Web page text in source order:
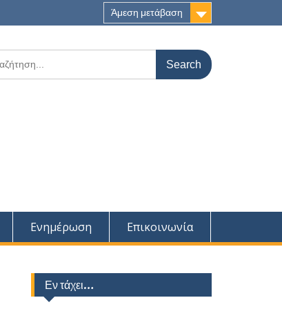
Άμεση μετάβαση
Ενημέρωση Επικοινωνία
Εν τάχει…